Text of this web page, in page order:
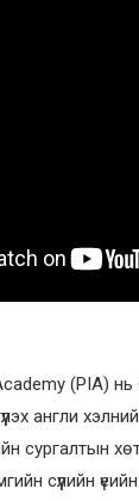
(PIA)
англи
сургалтын
сүүлийн